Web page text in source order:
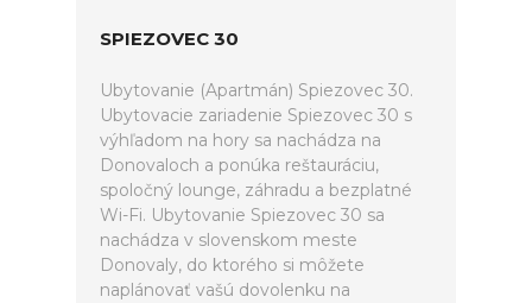
SPIEZOVEC 30
Ubytovanie (Apartmán) Spiezovec 30.
Ubytovacie zariadenie Spiezovec 30 s
výhľadom na hory sa nachádza na
Donovaloch a ponúka reštauráciu,
spoločný lounge, záhradu a bezplatné
Wi-Fi. Ubytovanie Spiezovec 30 sa
nachádza v slovenskom meste
Donovaly, do ktorého si môžete
naplánovať vašú dovolenku na